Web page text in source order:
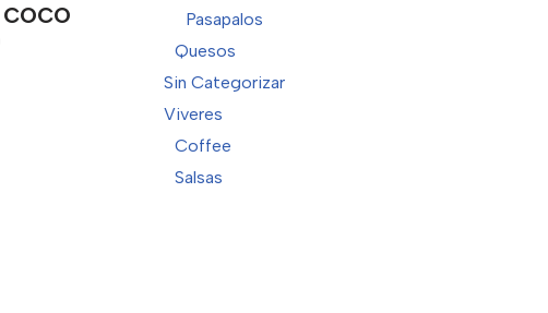
Pasapalos
Quesos
Sin Categorizar
Viveres
Coffee
Salsas